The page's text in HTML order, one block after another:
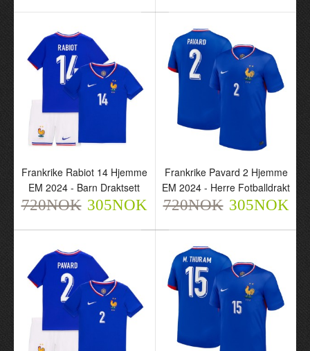
Frankrike T. Hernandez
22 Hjemme EM 2024 -
Barn Draktsett
720NOK 305NOK
Frankrike Rabiot 14
Hjemme EM 2024 - Herre
Fotballdrakt
720NOK 305NOK
Frankrike Rabiot 14
Hjemme EM 2024 - Barn
Draktsett
720NOK 305NOK
Frankrike Pavard 2
Hjemme EM 2024 - Herre
Fotballdrakt
720NOK 305NOK
Frankrike Rabiot 14 Hjemme
EM 2024 - Barn Draktsett
720NOK 305NOK
Frankrike Pavard 2 Hjemme
EM 2024 - Herre Fotballdrakt
720NOK 305NOK